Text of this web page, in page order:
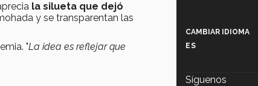
la silueta que dejó
y se transparentan las
"La idea es reflejar que
CAMBIAR IDIOMA
ES
Síguenos